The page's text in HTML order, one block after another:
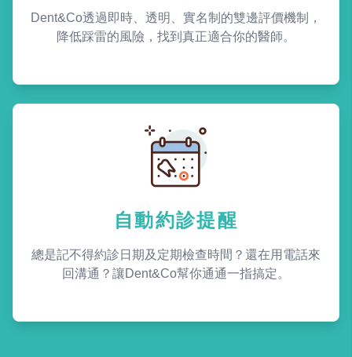
Dent&Co透過即時、透明、實名制的雙邊評價機制，
降低踩雷的風險，找到真正適合你的醫師。
自動約診提醒
總是記不得約診日期及定期檢查時間？還在用電話來
回溝通？讓Dent&Co幫你通通一指搞定。